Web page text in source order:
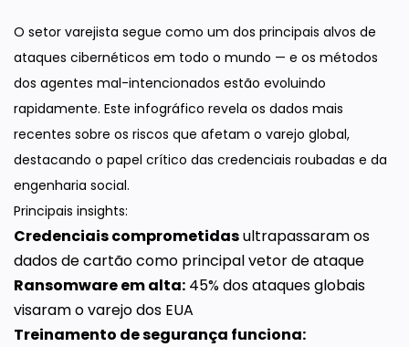
O setor varejista segue como um dos principais alvos de
ataques cibernéticos em todo o mundo — e os métodos
dos agentes mal-intencionados estão evoluindo
rapidamente. Este infográfico revela os dados mais
recentes sobre os riscos que afetam o varejo global,
destacando o papel crítico das credenciais roubadas e da
engenharia social.
Principais insights:
Credenciais comprometidasultrapassaram os
dados de cartão como principal vetor de ataque
Ransomware em alta: 45% dos ataques globais
visaram o varejo dos EUA
Treinamento de segurança funciona: